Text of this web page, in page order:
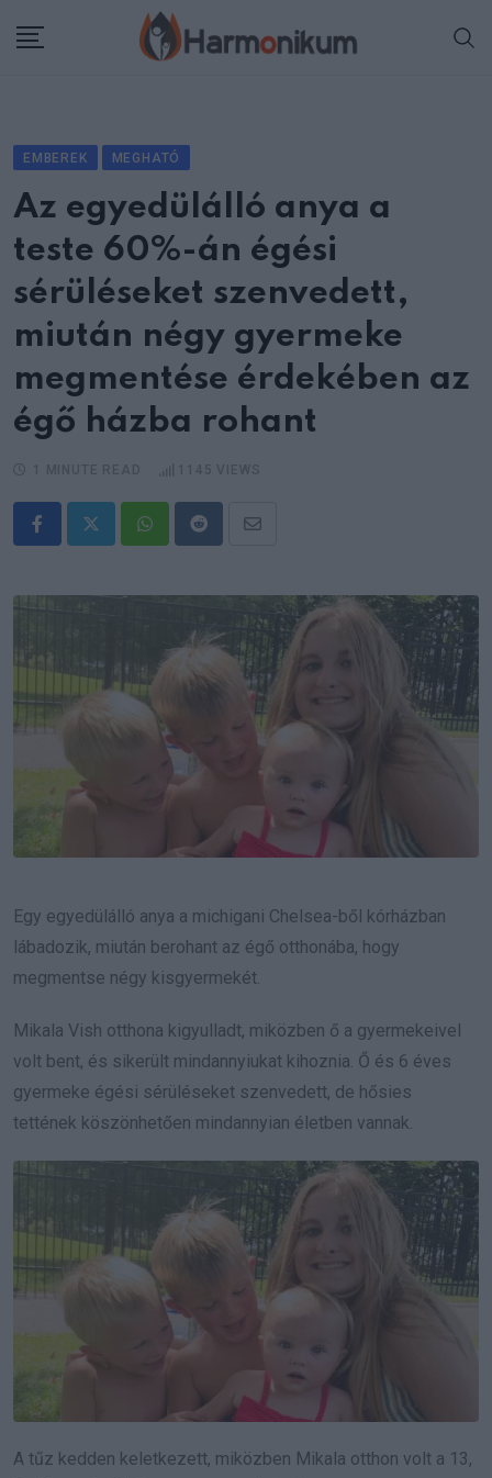
EMBEREK MEGHATÓ
Az egyedülálló anya a
teste 60%-án égési
sérüléseket szenvedett,
miután négy gyermeke
megmentése érdekében az
égő házba rohant
WhatsappRedditShare
Email
Egy egyedülálló anya a michigani Chelsea-ből kórházban
lábadozik, miután berohant az égő otthonába, hogy
megmentse négy kisgyermekét.
Mikala Vish otthona kigyulladt, miközben ő a gyermekeivel
volt bent, és sikerült mindannyiukat kihoznia. Ő és 6 éves
gyermeke égési sérüléseket szenvedett, de hősies
tettének köszönhetően mindannyian életben vannak.
A tűz kedden keletkezett, miközben Mikala otthon volt a 13,